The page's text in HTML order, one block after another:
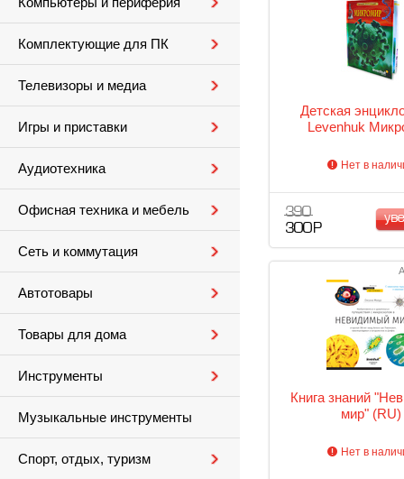
Комплектующие для ПК
Телевизоры и медиа
Игры и приставки
Аудиотехника
Офисная техника и мебель
Сеть и коммутация
Автотовары
Товары для дома
Инструменты
Музыкальные инструменты
Спорт, отдых, туризм
Детская
Levenhuk
Нет в
390
300 Р
Книга знаний
мир" (RU)
Нет в